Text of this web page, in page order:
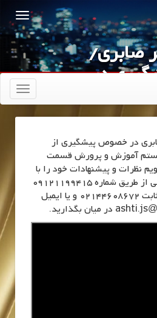
صابری/
در
ناوبری
در خصوص پیشگیری از
آموزش و پرورش قسمت
و پیشنهادات خود را با
ما در شبکه های اجتماعی از طریق شماره 09121199415
و همچنین شماره تلفن ثابت 02144608672 و یا ایمیل